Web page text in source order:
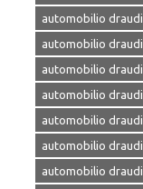
automobilio
automobilio
automobilio
automobilio
automobilio
automobilio
automobilio